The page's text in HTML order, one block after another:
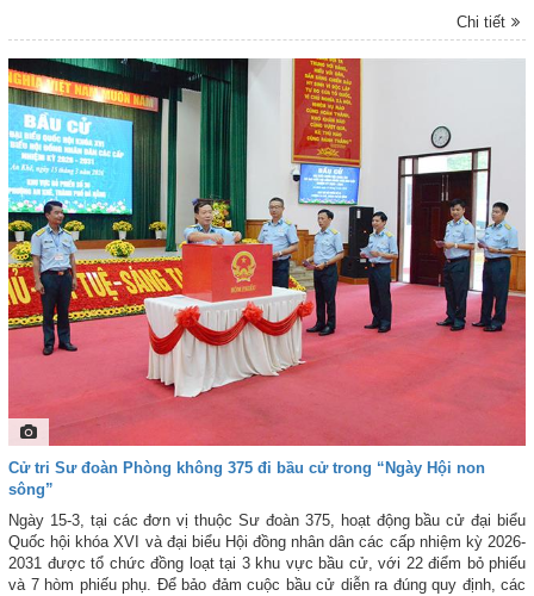
trị theo kế hoạch. Được đội ngũ cán bộ các cấp tận tình kèm cặp, hướng
dẫn và động viên, những bỡ ngỡ ban đầu nhanh chóng được thay thế
chế độ trong tuần đến sắp đặt nội vụ, vệ sinh, xây dựng cảnh quan đơn vị
chính quy "sáng - xanh - sạch - đẹp", các chiến sĩ đều từng bước thực
hiện thuần thục, nền nếp. Trên thao trường, dù chưa thực sự chuẩn xác
trong từng khẩu lệnh, động tác, song tinh thần học tập, rèn luyện của
chiến sĩ mới luôn sôi nổi, hăng hái. Không khí huấn luyện vì thế thêm
phần khẩn trương, phấn khởi, thể hiện quyết tâm hoàn thành tốt nhiệm vụ
ngay từ những ngày đầu.
Chi tiết
Cử tri Sư đoàn Phòng không 375 đi bầu cử trong “Ngày Hội non
sông”
Ngày 15-3, tại các đơn vị thuộc Sư đoàn 375, hoạt động bầu cử đại biểu
Quốc hội khóa XVI và đại biểu Hội đồng nhân dân các cấp nhiệm kỳ 2026-
2031 được tổ chức đồng loạt tại 3 khu vực bầu cử, với 22 điểm bỏ phiếu
và 7 hòm phiếu phụ. Để bảo đảm cuộc bầu cử diễn ra đúng quy định, các